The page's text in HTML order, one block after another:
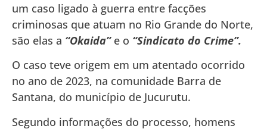
um caso ligado à guerra entre facções
criminosas que atuam no Rio Grande do Norte,
são elas a “Okaida”e o “Sindicato do Crime”.
O caso teve origem em um atentado ocorrido
no ano de 2023, na comunidade Barra de
Santana, do município de Jucurutu.
Segundo informações do processo, homens